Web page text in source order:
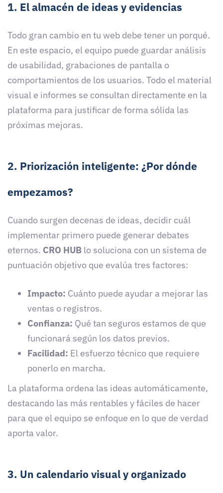
1. El almacén de ideas y evidencias
Todo gran cambio en tu web debe tener un porqué.
En este espacio, el equipo puede guardar análisis
de usabilidad, grabaciones de pantalla o
comportamientos de los usuarios. Todo el material
visual e informes se consultan directamente en la
plataforma para justificar de forma sólida las
próximas mejoras.
2. Priorización inteligente: ¿Por dónde
empezamos?
Cuando surgen decenas de ideas, decidir cuál
implementar primero puede generar debates
eternos. CRO HUB lo soluciona con un sistema de
puntuación objetivo que evalúa tres factores:
Impacto: Cuánto puede ayudar a mejorar las
ventas o registros.
Confianza: Qué tan seguros estamos de que
funcionará según los datos previos.
Facilidad: El esfuerzo técnico que requiere
ponerlo en marcha.
La plataforma ordena las ideas automáticamente,
destacando las más rentables y fáciles de hacer
para que el equipo se enfoque en lo que de verdad
aporta valor.
3. Un calendario visual y organizado